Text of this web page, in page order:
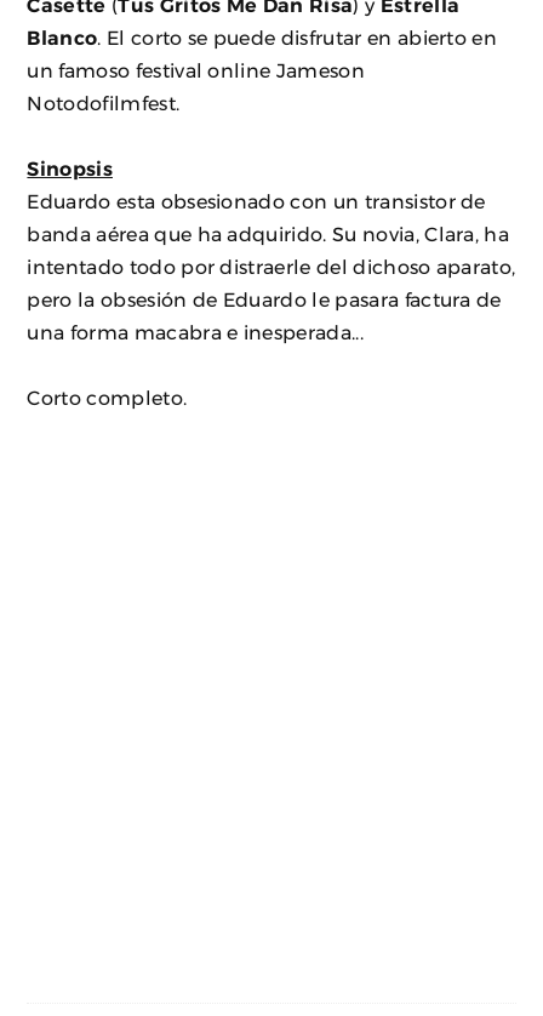
Casette (Tus Gritos Me Dan Risa) y Estrella
Blanco . El corto se puede disfrutar en abierto en
un famoso festival online Jameson
Notodofilmfest.
Sinopsis
Eduardo esta obsesionado con un transistor de
banda aérea que ha adquirido. Su novia, Clara, ha
intentado todo por distraerle del dichoso aparato,
pero la obsesión de Eduardo le pasara factura de
una forma macabra e inesperada...
Corto completo.